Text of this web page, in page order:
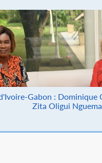
Gabon : Dominique
Zita Oligui Nguema